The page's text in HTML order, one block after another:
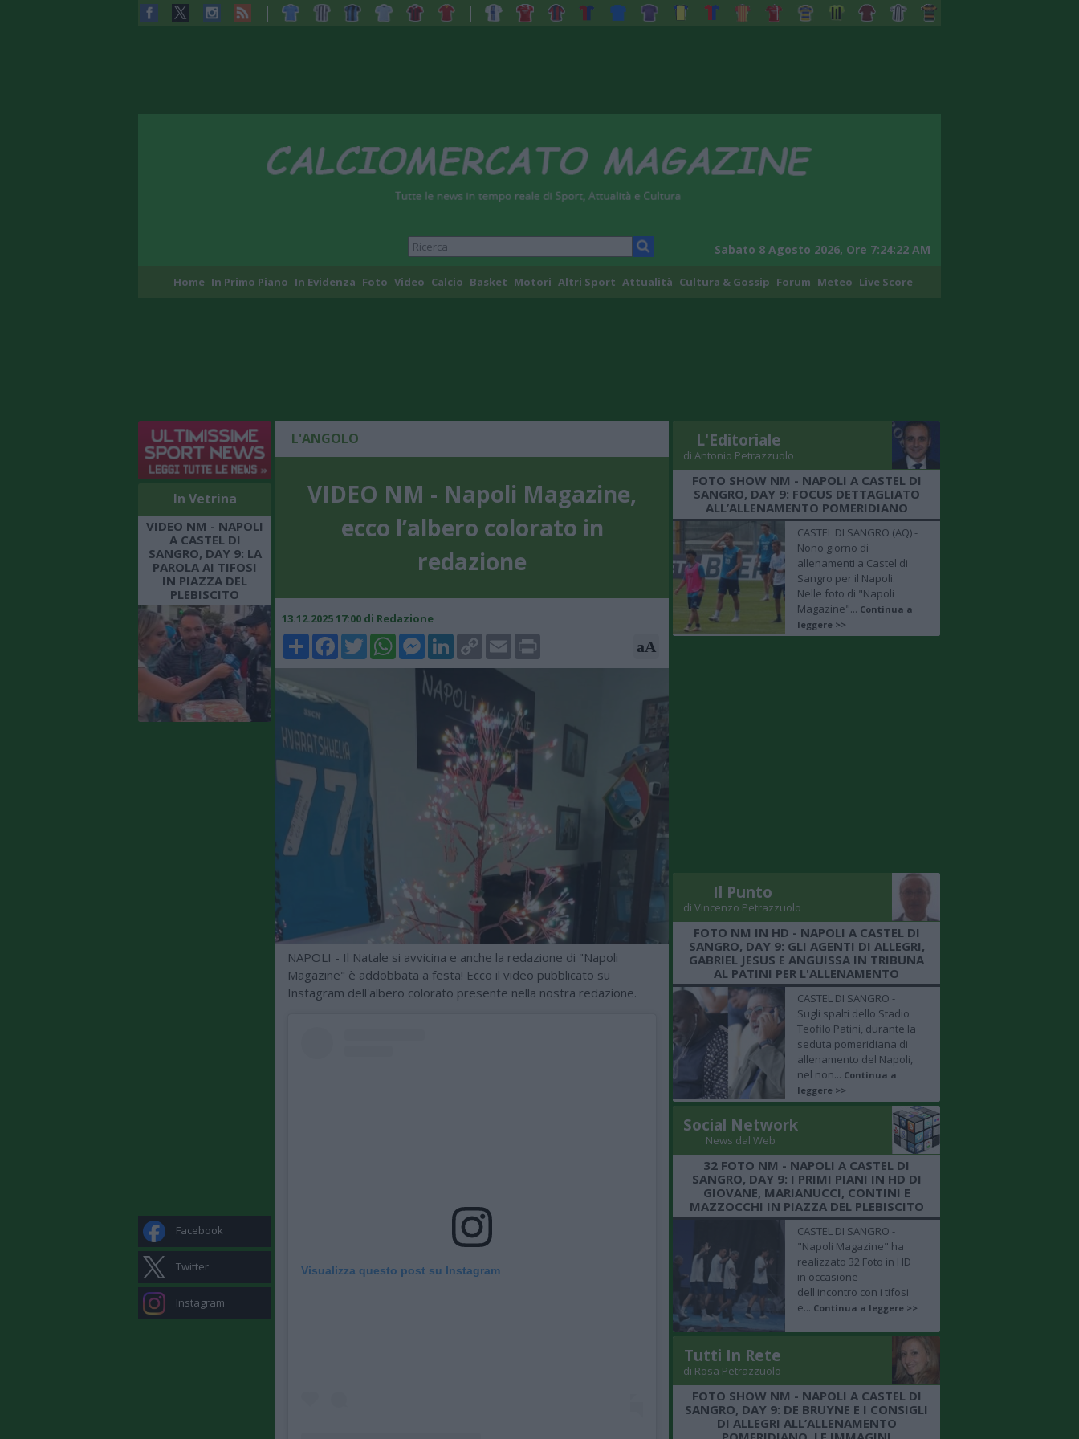
Sabato 8 Agosto 2026, Ore 7:24:23 AM
Home In Primo Piano In Evidenza Foto Video Calcio Basket Motori Altri Sport Attualità Cultura & Gossip Forum Meteo Live Score
In Vetrina
VIDEO NM - NAPOLI
A CASTEL DI
SANGRO, DAY 9: LA
PAROLA AI TIFOSI
IN PIAZZA DEL
PLEBISCITO
Facebook
Twitter
Instagram
L'ANGOLO
VIDEO NM - Napoli Magazine,
ecco l’albero colorato in
redazione
13.12.2025 17:00 di Redazione
ShareFacebookTwitterWhatsAppMessenger
LinkedIn
Copy
Link
Email Print aA
NAPOLI - Il Natale si avvicina e anche la redazione di "Napoli
Magazine" è addobbata a festa! Ecco il video pubblicato su
Instagram dell'albero colorato presente nella nostra redazione.
Visualizza questo post su Instagram
L'Editoriale
di Antonio Petrazzuolo
FOTO SHOW NM - NAPOLI A CASTEL DI
SANGRO, DAY 9: FOCUS DETTAGLIATO
ALL’ALLENAMENTO POMERIDIANO
CASTEL DI SANGRO (AQ) -
Nono giorno di
allenamenti a Castel di
Sangro per il Napoli.
Nelle foto di "Napoli
Magazine"... Continua a
leggere >>
Il Punto
di Vincenzo Petrazzuolo
FOTO NM IN HD - NAPOLI A CASTEL DI
SANGRO, DAY 9: GLI AGENTI DI ALLEGRI,
GABRIEL JESUS E ANGUISSA IN TRIBUNA
AL PATINI PER L'ALLENAMENTO
CASTEL DI SANGRO -
Sugli spalti dello Stadio
Teofilo Patini, durante la
seduta pomeridiana di
allenamento del Napoli,
nel non... Continua a
leggere >>
Social Network
News dal Web
32 FOTO NM - NAPOLI A CASTEL DI
SANGRO, DAY 9: I PRIMI PIANI IN HD DI
GIOVANE, MARIANUCCI, CONTINI E
MAZZOCCHI IN PIAZZA DEL PLEBISCITO
CASTEL DI SANGRO -
"Napoli Magazine" ha
realizzato 32 Foto in HD
in occasione
dell'incontro con i tifosi
e... Continua a leggere >>
Tutti In Rete
di Rosa Petrazzuolo
FOTO SHOW NM - NAPOLI A CASTEL DI
SANGRO, DAY 9: DE BRUYNE E I CONSIGLI
DI ALLEGRI ALL’ALLENAMENTO